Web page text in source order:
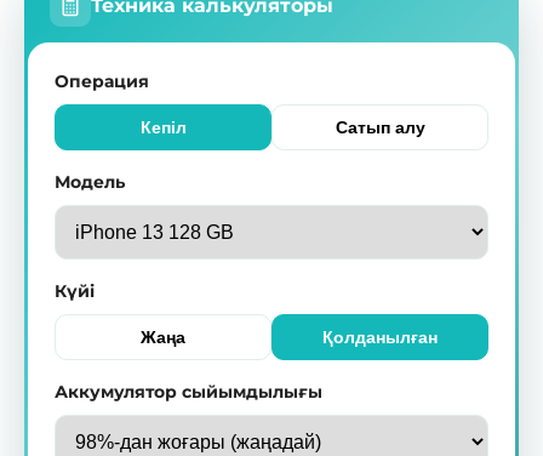
Техника калькуляторы
Операция
Кепіл Сатып алу
Модель
Күйі
Жаңа Қолданылған
Аккумулятор сыйымдылығы